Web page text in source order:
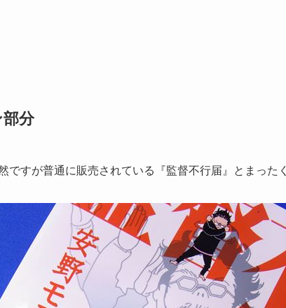
分
ですが普通に販売されている『監督不行届』とまった